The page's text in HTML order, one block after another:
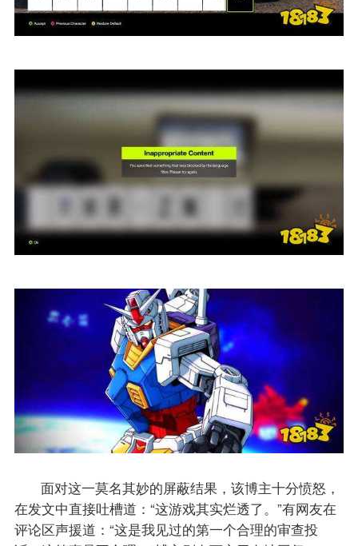
面对这一莫名其妙的屏蔽结果，该博主十分愤怒，
在发文中直接吐槽道：“这游戏其实烂透了。”有网友在
评论区声援道：“这是我见过的第一个合理的审查投